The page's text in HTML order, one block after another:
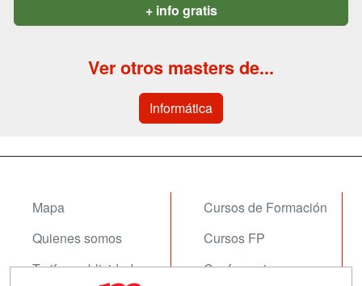
+ info gratis
Ver otros masters de...
Informática
Mapa
Quienes somos
Tarifas publicidad
Cursos de Formación
Cursos FP
Conferencias